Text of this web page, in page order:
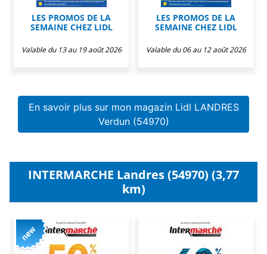
LES PROMOS DE LA
SEMAINE CHEZ LIDL
Valable du 13 au 19 août 2026
LES PROMOS DE LA
SEMAINE CHEZ LIDL
Valable du 06 au 12 août 2026
En savoir plus sur mon magazin Lidl LANDRES
Verdun (54970)
INTERMARCHE Landres (54970) (3,77
km)